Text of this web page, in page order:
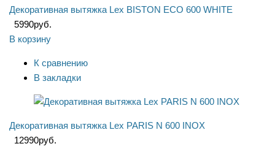
Декоративная вытяжка Lex BISTON ECO 600 WHITE
5990руб.
В корзину
К сравнению
В закладки
Декоративная вытяжка Lex PARIS N 600 INOX
12990руб.